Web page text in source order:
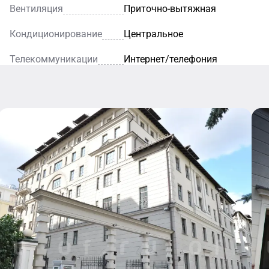
Вентиляция Приточно-вытяжная
Кондиционирование Центральное
Телекоммуникации Интернет/телефония
Кафе
Уютное кафе
— это
идеальное